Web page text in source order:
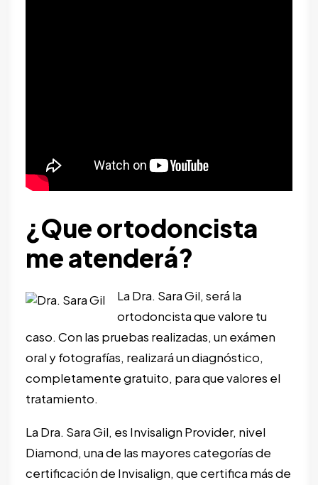
¿Que ortodoncista
me atenderá?
La Dra. Sara Gil, será la
ortodoncista que valore tu
caso. Con las pruebas realizadas, un exámen
oral y fotografías, realizará un diagnóstico,
completamente gratuito, para que valores el
tratamiento.
La Dra. Sara Gil, es Invisalign Provider, nivel
Diamond, una de las mayores categorías de
certificación de Invisalign, que certifica más de